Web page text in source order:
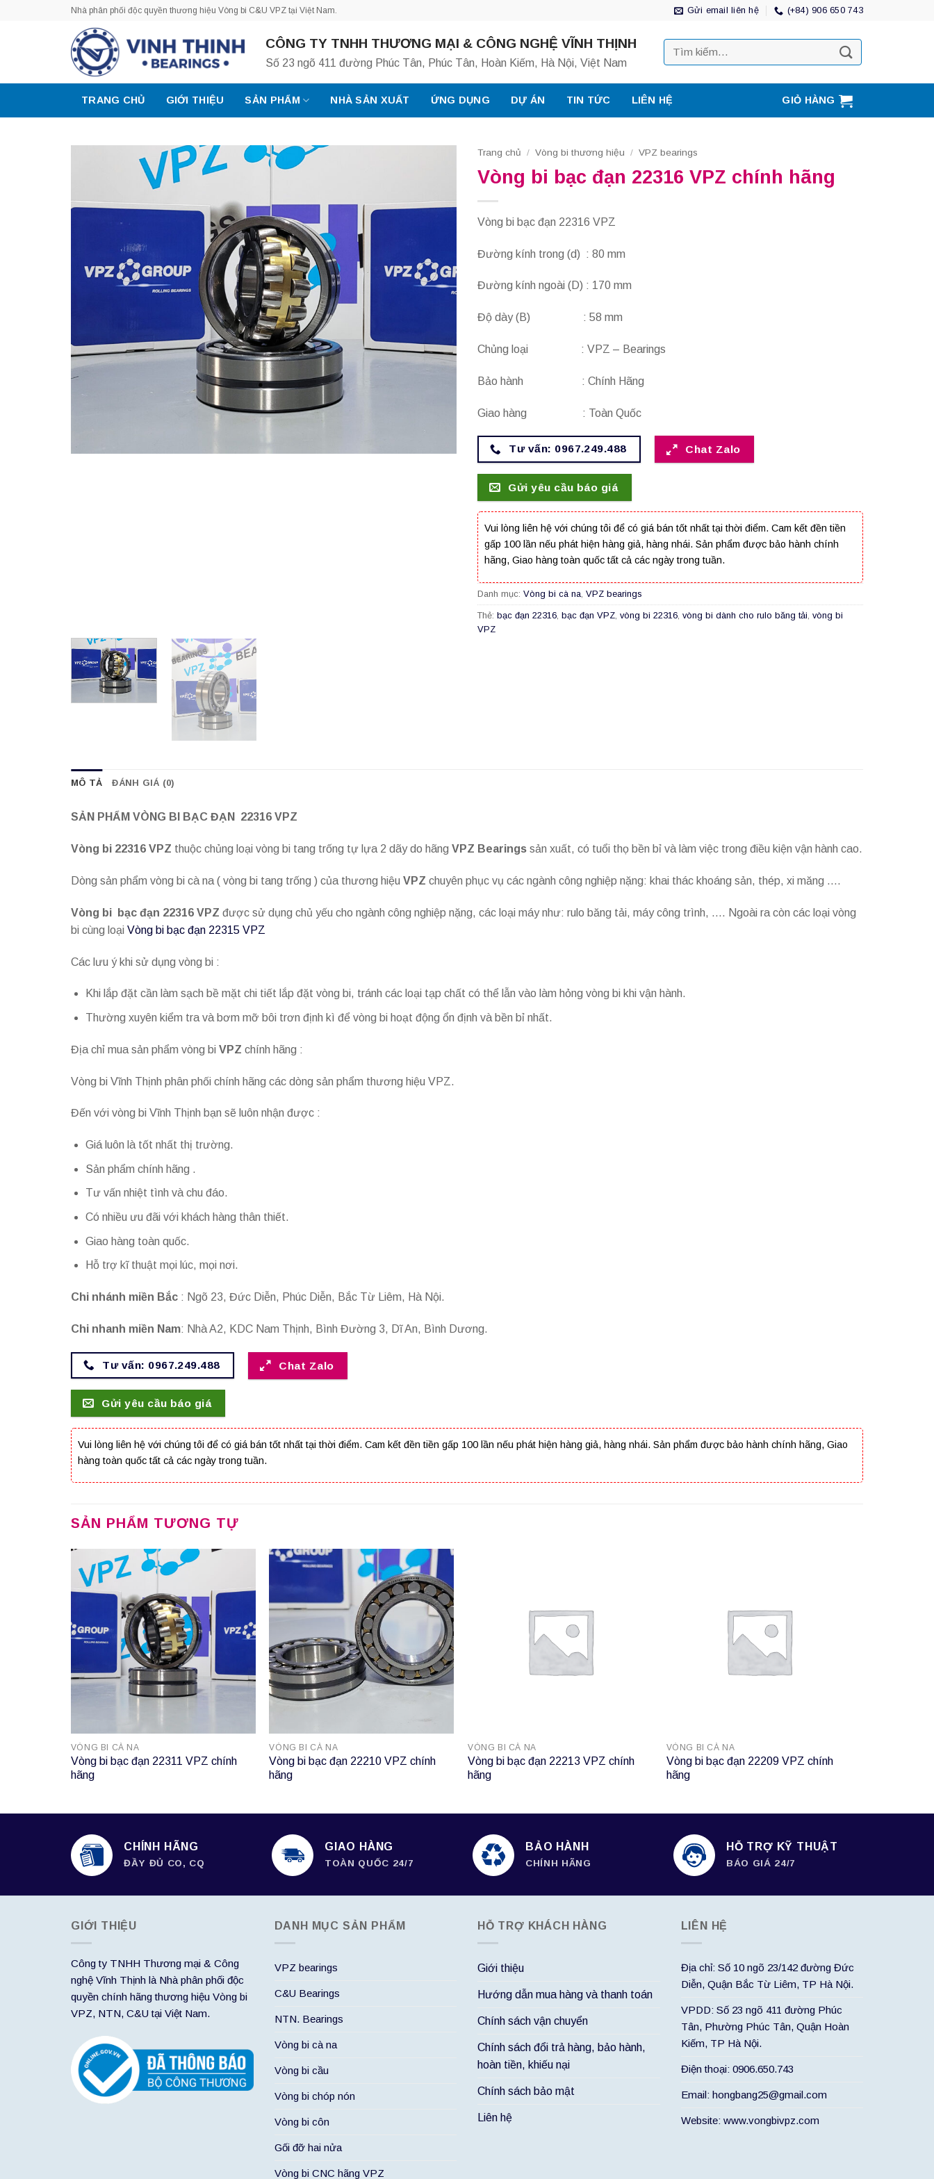
Nhà phân phối độc quyền thương hiệu Vòng bi C&U VPZ tại Việt Nam. Gửi email liên hệ (+84) 906 650 743
CÔNG TY TNHH THƯƠNG MẠI & CÔNG NGHỆ VĨNH THỊNH
Số 23 ngõ 411 đường Phúc Tân, Phúc Tân, Hoàn Kiếm, Hà Nội, Việt Nam
Tìm
kiếm:
TRANG CHỦ GIỚI THIỆU SẢN PHẨM NHÀ SẢN XUẤT ỨNG DỤNG DỰ ÁN TIN TỨC LIÊN HỆ GIỎ HÀNG
Trang chủ / Vòng bi thương hiệu / VPZ bearings
Vòng bi bạc đạn 22316 VPZ chính hãng
Vòng bi bạc đạn 22316 VPZ
Đường kính trong (d) : 80 mm
Đường kính ngoài (D) : 170 mm
Độ dày (B) : 58 mm
Chủng loại : VPZ – Bearings
Bảo hành : Chính Hãng
Giao hàng : Toàn Quốc
Tư vấn: 0967.249.488 Chat Zalo
Gửi yêu cầu báo giá
Vui lòng liên hệ với chúng tôi để có giá bán tốt nhất tại thời điểm. Cam kết đền tiền
gấp 100 lần nếu phát hiện hàng giả, hàng nhái. Sản phẩm được bảo hành chính
hãng, Giao hàng toàn quốc tất cả các ngày trong tuần.
Danh mục: Vòng bi cà na, VPZ bearings
Thẻ: bạc đạn 22316, bạc đạn VPZ, vòng bi 22316, vòng bi dành cho rulo băng tải, vòng bi
VPZ
MÔ TẢ ĐÁNH GIÁ (0)
SẢN PHẨM VÒNG BI BẠC ĐẠN 22316 VPZ
Vòng bi 22316 VPZ thuộc chủng loại vòng bi tang trống tự lựa 2 dãy do hãng VPZ Bearings sản xuất, có tuổi thọ bền bỉ và làm việc trong điều kiện vận hành cao.
Dòng sản phẩm vòng bi cà na ( vòng bi tang trống ) của thương hiệu VPZ chuyên phục vụ các ngành công nghiệp nặng: khai thác khoáng sản, thép, xi măng ….
Vòng bi bạc đạn 22316 VPZ được sử dụng chủ yếu cho ngành công nghiệp nặng, các loại máy như: rulo băng tải, máy công trình, …. Ngoài ra còn các loại vòng
bi cùng loại Vòng bi bạc đạn 22315 VPZ
Các lưu ý khi sử dụng vòng bi :
Khi lắp đặt cần làm sạch bề mặt chi tiết lắp đặt vòng bi, tránh các loại tạp chất có thể lẫn vào làm hỏng vòng bi khi vận hành.
Thường xuyên kiểm tra và bơm mỡ bôi trơn định kì để vòng bi hoạt động ổn định và bền bỉ nhất.
Địa chỉ mua sản phẩm vòng bi VPZ chính hãng :
Vòng bi Vĩnh Thịnh phân phối chính hãng các dòng sản phẩm thương hiệu VPZ.
Đến với vòng bi Vĩnh Thịnh bạn sẽ luôn nhận được :
Giá luôn là tốt nhất thị trường.
Sản phẩm chính hãng .
Tư vấn nhiệt tình và chu đáo.
Có nhiều ưu đãi với khách hàng thân thiết.
Giao hàng toàn quốc.
Hỗ trợ kĩ thuật mọi lúc, mọi nơi.
Chi nhánh miền Bắc : Ngõ 23, Đức Diễn, Phúc Diễn, Bắc Từ Liêm, Hà Nội.
Chi nhanh miền Nam: Nhà A2, KDC Nam Thịnh, Bình Đường 3, Dĩ An, Bình Dương.
Tư vấn: 0967.249.488 Chat Zalo
Gửi yêu cầu báo giá
Vui lòng liên hệ với chúng tôi để có giá bán tốt nhất tại thời điểm. Cam kết đền tiền gấp 100 lần nếu phát hiện hàng giả, hàng nhái. Sản phẩm được bảo hành chính hãng, Giao
hàng toàn quốc tất cả các ngày trong tuần.
SẢN PHẨM TƯƠNG TỰ
VÒNG BI CÀ NA
Vòng bi bạc đạn 22311 VPZ chính
hãng
VÒNG BI CÀ NA
Vòng bi bạc đạn 22210 VPZ chính
hãng
VÒNG BI CÀ NA
Vòng bi bạc đạn 22213 VPZ chính
hãng
VÒNG BI CÀ NA
Vòng bi bạc đạn 22209 VPZ chính
hãng
CHÍNH HÃNG
ĐẦY ĐỦ CO, CQ
GIAO HÀNG
TOÀN QUỐC 24/7
BẢO HÀNH
CHÍNH HÃNG
HỖ TRỢ KỸ THUẬT
BÁO GIÁ 24/7
GIỚI THIỆU
Công ty TNHH Thương mại & Công
nghệ Vĩnh Thịnh là Nhà phân phối độc
quyền chính hãng thương hiệu Vòng bi
VPZ, NTN, C&U tại Việt Nam.
DANH MỤC SẢN PHẨM
VPZ bearings
C&U Bearings
NTN. Bearings
Vòng bi cà na
Vòng bi cầu
Vòng bi chóp nón
Vòng bi côn
Gối đỡ hai nửa
Vòng bi CNC hãng VPZ
HỖ TRỢ KHÁCH HÀNG
Giới thiệu
Hướng dẫn mua hàng và thanh toán
Chính sách vận chuyển
Chính sách đổi trả hàng, bảo hành,
hoàn tiền, khiếu nại
Chính sách bảo mật
Liên hệ
LIÊN HỆ
Địa chỉ: Số 10 ngõ 23/142 đường Đức
Diễn, Quận Bắc Từ Liêm, TP Hà Nội.
VPDD: Số 23 ngõ 411 đường Phúc
Tân, Phường Phúc Tân, Quận Hoàn
Kiếm, TP Hà Nội.
Điện thoại: 0906.650.743
Email: hongbang25@gmail.com
Website: www.vongbivpz.com